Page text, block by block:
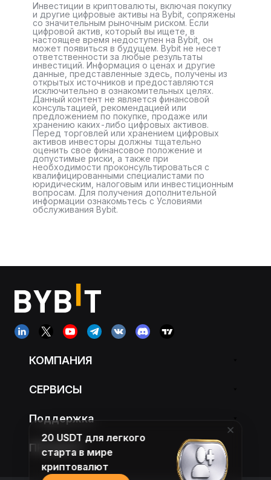
Инвестиции в криптовалюты, включая покупку
и другие цифровые активы на Bybit, сопряжены
со значительным рыночным риском. Если
цифровой актив, который вы ищете, в
настоящее время недоступен на Bybit, он
может появиться в будущем. Bybit не несет
ответственности за любые результаты
инвестиций. Информация о ценах и другие
данные, представленные здесь, получены из
открытых источников и предоставляются
исключительно в ознакомительных целях.
Данный контент не является финансовой
консультацией, рекомендацией или
предложением по покупке, продаже или
хранению каких-либо цифровых активов.
Перед торговлей или хранением цифровых
активов инвесторы должны тщательно
оценить свое финансовое положение и
допустимые риски, а также при
необходимости проконсультироваться с
квалифицированными специалистами по
юридическим, налоговым или инвестиционным
вопросам. Для получения дополнительной
информации ознакомьтесь с Условиями
обслуживания Bybit.
КОМПАНИЯ
СЕРВИСЫ
Поддержка
ПРОДУКТ
20 USDT для легкого
старта в мире
криптовалют